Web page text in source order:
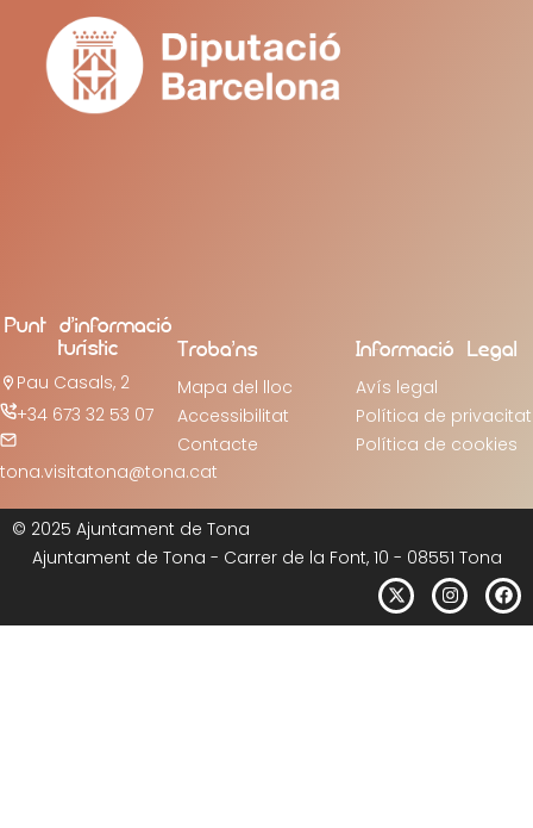
Punt d’informació
turístic
Pau Casals, 2
+34 673 32 53 07
tona.visitatona@tona.cat
Troba’ns
Mapa del lloc
Accessibilitat
Contacte
Informació Legal
Avís legal
Política de privacitat
Política de cookies
© 2025 Ajuntament de Tona
Ajuntament de Tona - Carrer de la Font, 10 - 08551 Tona